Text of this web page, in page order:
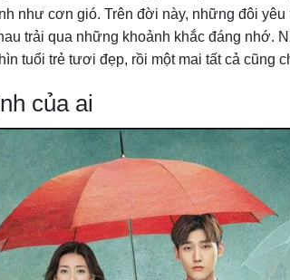
như cơn gió. Trên đời này, những đôi
trải qua những khoảnh khắc đáng nhớ.
tuổi trẻ tươi đẹp, rồi một mai tất cả cũng
của ai